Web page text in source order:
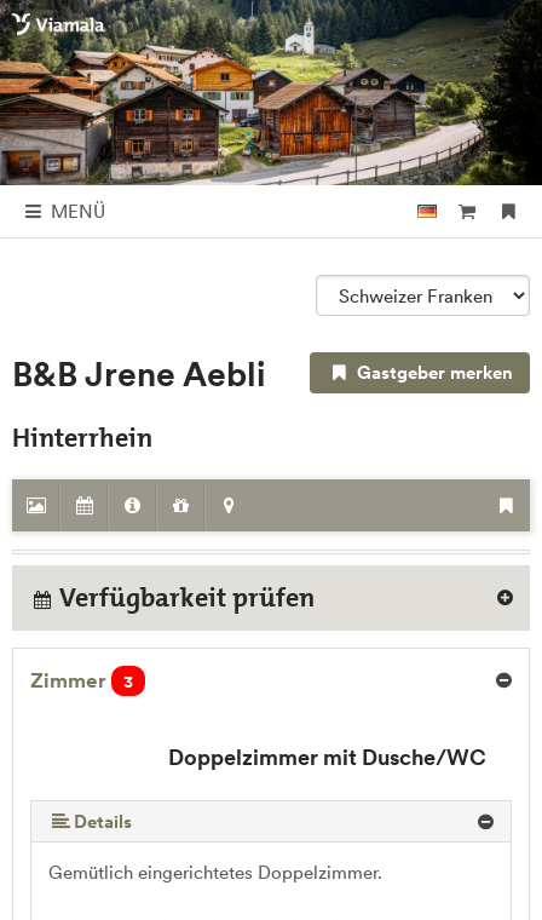
MENÜ
B&B Jrene Aebli Gastgeber merken
Hinterrhein
Verfügbarkeit prüfen
Zimmer 3
Doppelzimmer mit Dusche/WC
Details
Gemütlich eingerichtetes Doppelzimmer.